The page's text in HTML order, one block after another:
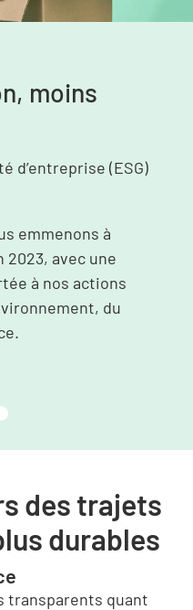
moins
d’entreprise (ESG)
emmenons à
avec une
à nos actions
du
des trajets
durables
transparents quant